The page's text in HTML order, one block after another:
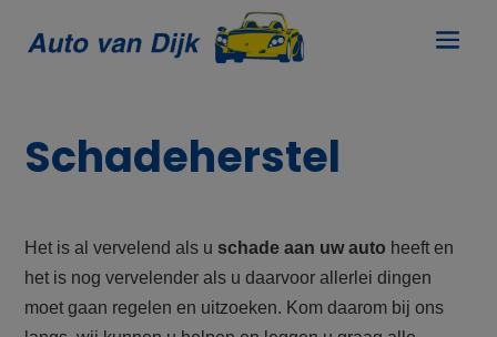
Schadeherstel
Het is al vervelend als u schade aan uw auto heeft en
het is nog vervelender als u daarvoor allerlei dingen
moet gaan regelen en uitzoeken. Kom daarom bij ons